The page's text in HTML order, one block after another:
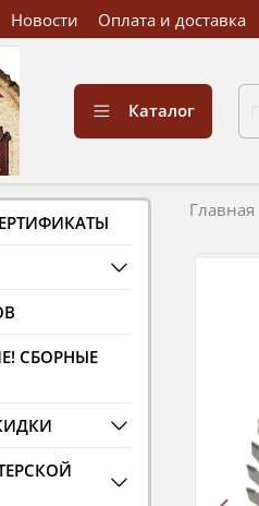
Новости Оплата и доставка
Каталог
Главная
СБОРНЫЕ